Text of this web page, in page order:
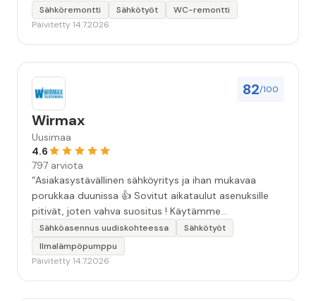
Sähköremontti Sähkötyöt
WC-remontti
Päivitetty 14.7.2026
82/100
Wirmax
Uusimaa
4.6
797 arviota
“Asiakasystävällinen sähköyritys ja ihan mukavaa
porukkaa duunissa 👍 Sovitut aikataulut asenuksille
pitivät, joten vahva suositus ! Käytämme
seuraavallakin kerralla!”
Sähköasennus uudiskohteessa
Sähkötyöt
Ilmalämpöpumppu
Päivitetty 14.7.2026